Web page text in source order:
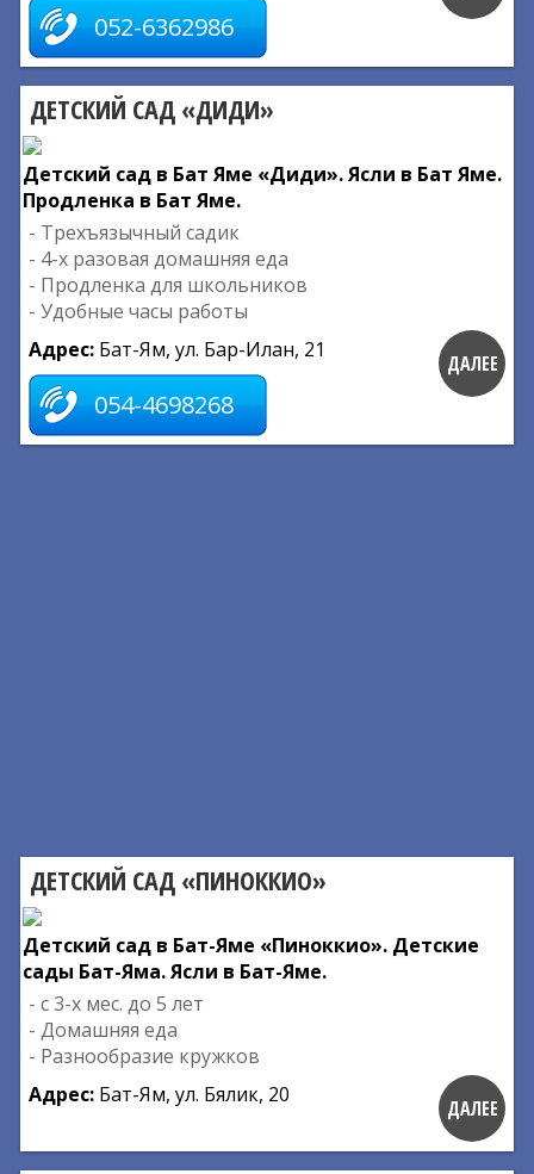
052-6362986
ДЕТСКИЙ САД «ДИДИ»
Детский сад в Бат Яме «Диди». Ясли в Бат Яме.
Продленка в Бат Яме.
- Трехъязычный садик
- 4-х разовая домашняя еда
- Продленка для школьников
- Удобные часы работы
Адрес: Бат-Ям, ул. Бар-Илан, 21
054-4698268
ДАЛЕЕ
ДЕТСКИЙ САД «ПИНОККИО»
Детский сад в Бат-Яме «Пиноккио». Детские
сады Бат-Яма. Ясли в Бат-Яме.
- с 3-х мес. до 5 лет
- Домашняя еда
- Разнообразие кружков
Адрес: Бат-Ям, ул. Бялик, 20
ДАЛЕЕ